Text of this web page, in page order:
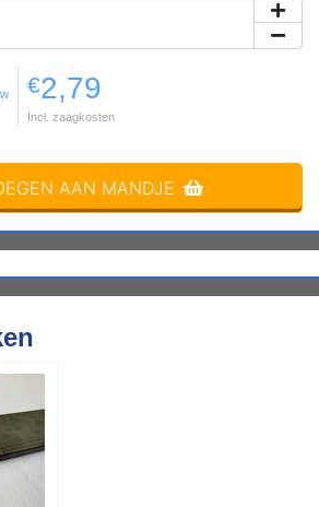
€2,79
Incl. zaagkosten
AAN MANDJE